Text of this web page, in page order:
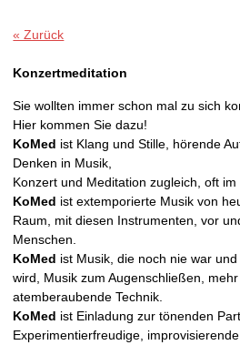
« Zurück
Konzertmeditation
Sie wollten immer schon mal zu sich
Hier kommen Sie dazu!
KoMed ist Klang und Stille, hörende
Denken in Musik,
Konzert und Meditation zugleich, oft im
KoMed ist extemporierte Musik von
Raum, mit diesen Instrumenten, vor
Menschen.
KoMed ist Musik, die noch nie war
wird, Musik zum Augenschließen,
atemberaubende Technik.
KoMed ist Einladung zur tönenden
Experimentierfreudige,